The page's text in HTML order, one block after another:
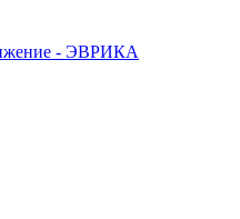
- ЭВРИКА